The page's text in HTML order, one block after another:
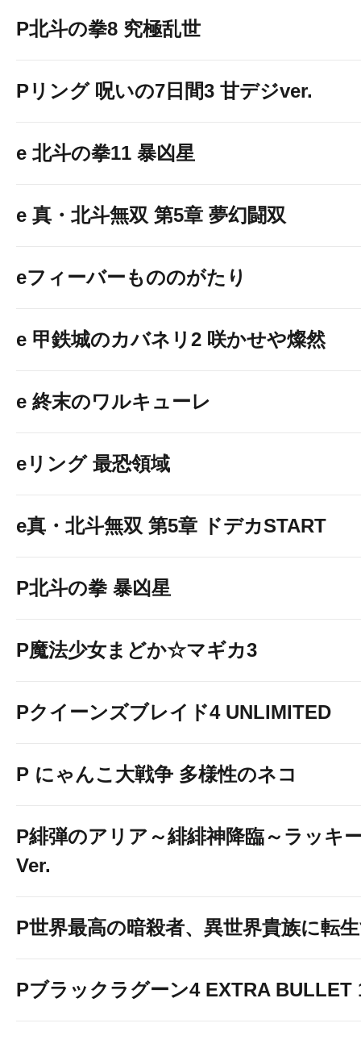
P北斗の拳8 究極乱世
Pリング 呪いの7日間3 甘デジver.
e 北斗の拳11 暴凶星
e 真・北斗無双 第5章 夢幻闘双
eフィーバーもののがたり
e 甲鉄城のカバネリ2 咲かせや燦然
e 終末のワルキューレ
eリング 最恐領域
e真・北斗無双 第5章 ドデカSTART
P北斗の拳 暴凶星
P魔法少女まどか☆マギカ3
Pクイーンズブレイド4 UNLIMITED
P にゃんこ大戦争 多様性のネコ
P緋弾のアリア～緋緋神降臨～ラッキ
Ver.
P世界最高の暗殺者、異世界貴族に転
Pブラックラグーン4 EXTRA BULLET